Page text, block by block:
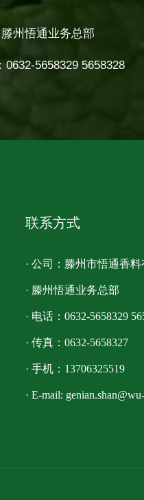
滕州悟通业务总部
0632-5658329 5658328
联系方式
· 公司： 滕州市悟通香料
· 滕州悟通业务总部
· 电话：0632-5658329
· 传真：0632-5658327
· 手机：13706325519
· E-mail: